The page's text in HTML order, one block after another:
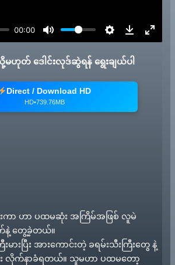
00:00
ဟုတ် ဒေါင်းလုဒ်ဆွဲရန် ရွေးချယ်ပါ
Direct / Download HD
HD•739.76MB
းကာ ဟာ ပထမဆုံး အကြိမ်အဖြစ် လူမဲ
က်နဲ့ တွေ့ခဲ့တယ်။
းပြီး အားကောင်းတဲ့ ခရမ်းသီးကြီးတွေ နဲ့
င်း လိုက်နာခံရတယ်။ သူမဟာ ပထမတော့